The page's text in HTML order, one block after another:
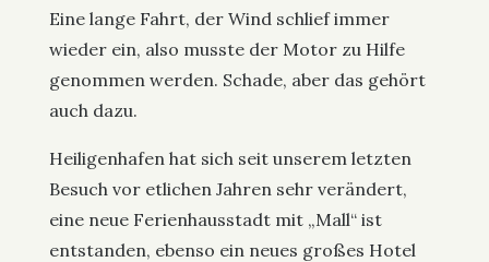
Eine lange Fahrt, der Wind schlief immer
wieder ein, also musste der Motor zu Hilfe
genommen werden. Schade, aber das gehört
auch dazu.
Heiligenhafen hat sich seit unserem letzten
Besuch vor etlichen Jahren sehr verändert,
eine neue Ferienhausstadt mit „Mall“ ist
entstanden, ebenso ein neues großes Hotel